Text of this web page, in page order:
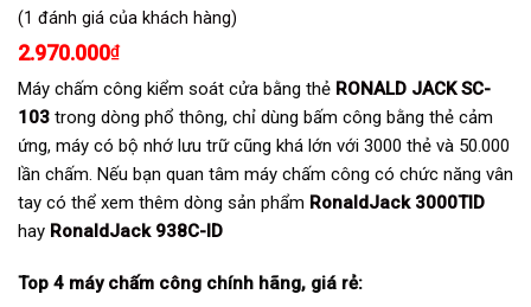
5.00trên 5
dựa trên
1
đánh giá
(1 đánh giá của khách hàng)
2.970.000₫
Máy chấm công kiểm soát cửa bằng thẻ RONALD JACK SC-
103 trong dòng phổ thông, chỉ dùng bấm công bằng thẻ cảm
ứng, máy có bộ nhớ lưu trữ cũng khá lớn với 3000 thẻ và 50.000
lần chấm. Nếu bạn quan tâm máy chấm công có chức năng vân
tay có thể xem thêm dòng sản phẩm RonaldJack 3000TID
hay RonaldJack 938C-ID
Top 4 máy chấm công chính hãng, giá rẻ: